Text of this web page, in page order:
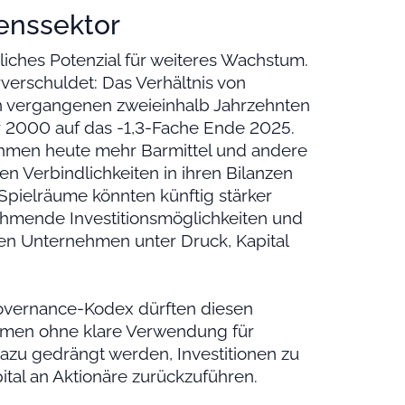
Potenzial für weiteres Wachstum.
Das Verhältnis von
zweieinhalb Jahrzehnten
auf das -1,3-Fache Ende 2025.
heute mehr Barmittel und andere
Verbindlichkeiten in ihren Bilanzen
könnten künftig stärker
Investitionsmöglichkeiten und
Unternehmen unter Druck, Kapital
Kodex dürften diesen
ohne klare Verwendung für
gedrängt werden, Investitionen zu
an Aktionäre zurückzuführen.